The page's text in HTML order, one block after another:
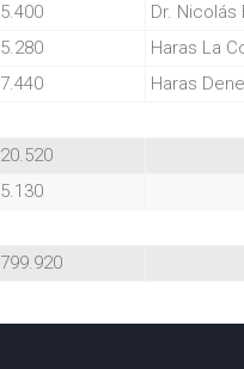
5.400
Dr. Nicolás
5.280
Haras La
7.440 Haras
20.520
5.130
799.920